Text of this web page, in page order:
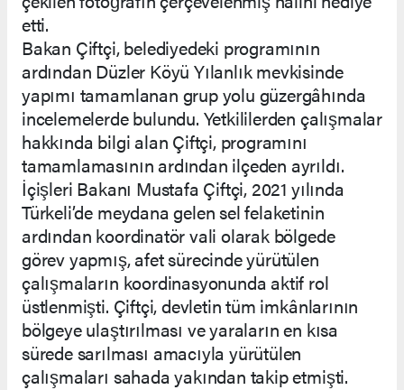
etti.
Bakan Çiftçi, belediyedeki programının
ardından Düzler Köyü Yılanlık mevkisinde
yapımı tamamlanan grup yolu güzergâhında
incelemelerde bulundu. Yetkililerden çalışmalar
hakkında bilgi alan Çiftçi, programını
tamamlamasının ardından ilçeden ayrıldı.
İçişleri Bakanı Mustafa Çiftçi, 2021 yılında
Türkeli’de meydana gelen sel felaketinin
ardından koordinatör vali olarak bölgede
görev yapmış, afet sürecinde yürütülen
çalışmaların koordinasyonunda aktif rol
üstlenmişti. Çiftçi, devletin tüm imkânlarının
bölgeye ulaştırılması ve yaraların en kısa
sürede sarılması amacıyla yürütülen
çalışmaları sahada yakından takip etmişti.